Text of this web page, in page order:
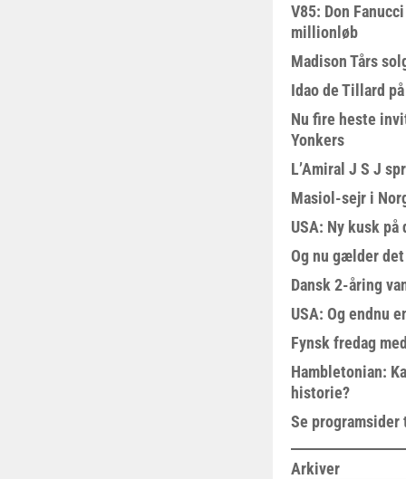
V85: Don
millionløb
Madison Tårs
Idao de Tillard
Nu fire heste
Yonkers
L’Amiral J S J
Masiol-sejr i
USA: Ny kusk på
Og nu gælder
Dansk 2-åring
USA: Og endnu
Fynsk fredag
Hambletonian:
historie?
Se
Arkiver